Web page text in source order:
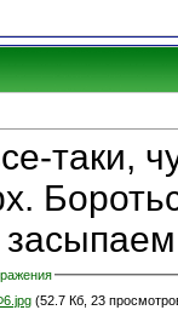
таки,
(52.7 Кб, 23